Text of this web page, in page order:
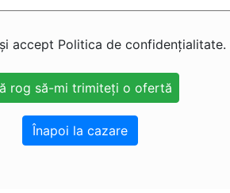
accept Politica de confidențialitate.
Înapoi la cazare